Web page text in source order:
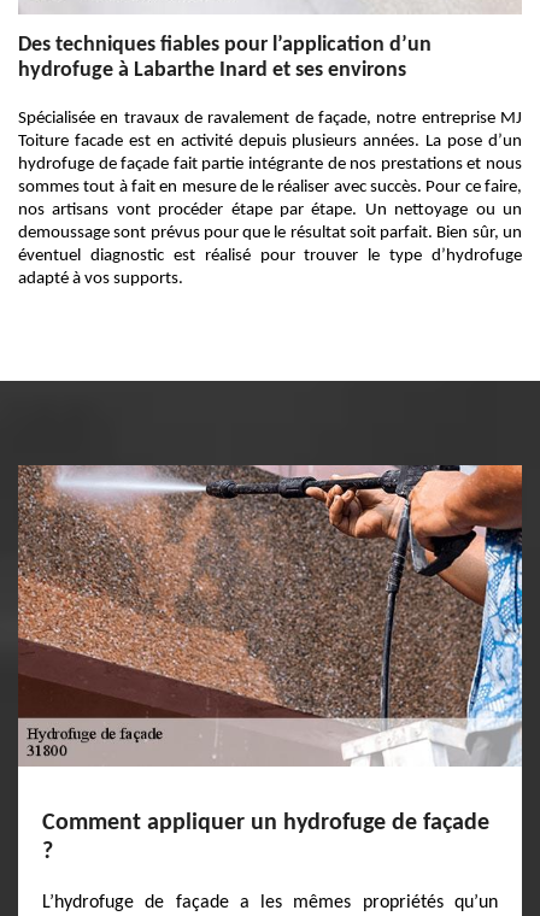
Des techniques fiables pour l’application d’un
hydrofuge à Labarthe Inard et ses environs
Spécialisée en travaux de ravalement de façade, notre entreprise MJ
Toiture facade est en activité depuis plusieurs années. La pose d’un
hydrofuge de façade fait partie intégrante de nos prestations et nous
sommes tout à fait en mesure de le réaliser avec succès. Pour ce faire,
nos artisans vont procéder étape par étape. Un nettoyage ou un
demoussage sont prévus pour que le résultat soit parfait. Bien sûr, un
éventuel diagnostic est réalisé pour trouver le type d’hydrofuge
adapté à vos supports.
Comment appliquer un hydrofuge de façade
?
L’hydrofuge de façade a les mêmes propriétés qu’un